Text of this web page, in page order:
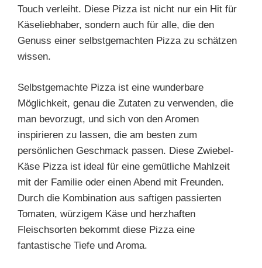
Touch verleiht. Diese Pizza ist nicht nur ein Hit für
Käseliebhaber, sondern auch für alle, die den
Genuss einer selbstgemachten Pizza zu schätzen
wissen.
Selbstgemachte Pizza ist eine wunderbare
Möglichkeit, genau die Zutaten zu verwenden, die
man bevorzugt, und sich von den Aromen
inspirieren zu lassen, die am besten zum
persönlichen Geschmack passen. Diese Zwiebel-
Käse Pizza ist ideal für eine gemütliche Mahlzeit
mit der Familie oder einen Abend mit Freunden.
Durch die Kombination aus saftigen passierten
Tomaten, würzigem Käse und herzhaften
Fleischsorten bekommt diese Pizza eine
fantastische Tiefe und Aroma.